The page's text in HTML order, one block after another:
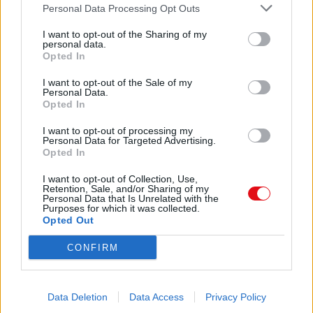
Personal Data Processing Opt Outs
I want to opt-out of the Sharing of my
personal data.
Opted In
I want to opt-out of the Sale of my
Personal Data.
Opted In
I want to opt-out of processing my
Personal Data for Targeted Advertising.
Opted In
I want to opt-out of Collection, Use,
Retention, Sale, and/or Sharing of my
Personal Data that Is Unrelated with the
Purposes for which it was collected.
Opted Out
CONFIRM
Data Deletion Data Access Privacy Policy
editorial
Acabou-se o Santo António, está
São Pedro com as suas festas populares.
Depois dos constrangimentos de há um
ano com as obras de requalificação no
centro histórico, imaginava-se que em
2017 tudo já estaria concluído. Mas por
este ou aquele motivo – já sobejamente
ainda com obras a decorrer. Valha-nos
o vasto programa que este ano conta
com os Anjos, o António Zambujo e
o Herman José, para além de muitos
outros artistas, das bandas das duas
Sociedades, do Festival Náutico com
visitada, da Feira de Artesanato e da
Feira do Fumeiro, assim como a vasta
Comparte el documento
Enlace a esta página
Enlace permanente
Utilice el enlace permanente a la página de descarga del
documento para compartir su documento en Facebook,
electrónico, Messenger, Whatsapp, Line..